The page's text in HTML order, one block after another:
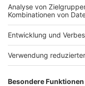
STELLENMARKT